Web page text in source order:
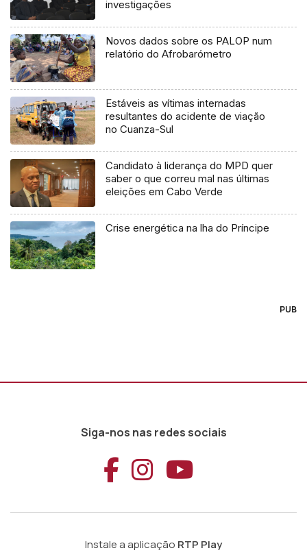
investigações
Novos dados sobre os PALOP num
relatório do Afrobarómetro
Estáveis as vítimas internadas
resultantes do acidente de viação
no Cuanza-Sul
Candidato à liderança do MPD quer
saber o que correu mal nas últimas
eleições em Cabo Verde
Crise energética na lha do Príncipe
PUB
Siga-nos nas redes sociais
Aceder ao
Aceder ao
Aceder
Instale a aplicação RTP Play